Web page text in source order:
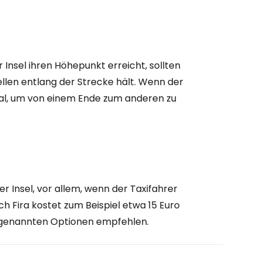
Insel ihren Höhepunkt erreicht, sollten
entlang der Strecke hält. Wenn der
um von einem Ende zum anderen zu
Insel, vor allem, wenn der Taxifahrer
Fira kostet zum Beispiel etwa 15 Euro
Optionen empfehlen.